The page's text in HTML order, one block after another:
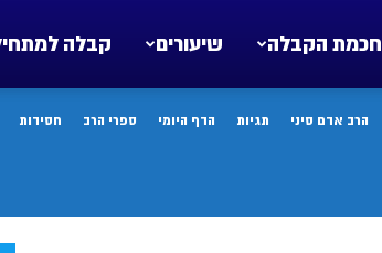
קבלה שיעורים חכמת הקבלה
הרב אדם סיני תגיות הדף היומי ספרי הרב חסידות